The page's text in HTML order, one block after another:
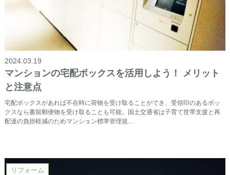
2024.03.19
マンションの宅配ボックスを活用しよう！ メリット
と注意点
宅配ボックスがあれば不在時に荷物を受け取ることができ、受領印のあるボッ
クスなら書留郵便物を受け取ることも可能。国土交通省は子育て世帯支援と再
配達の負担軽減のためマンション標準管理規…
リフォーム